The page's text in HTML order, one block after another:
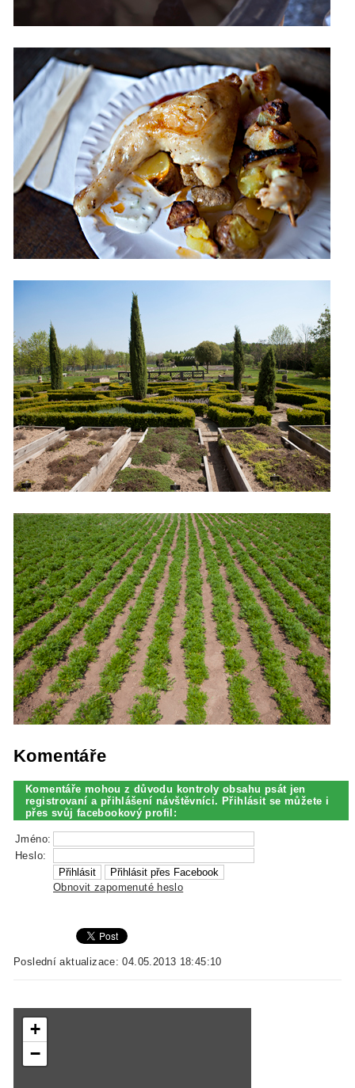
Komentáře
Komentáře mohou z důvodu kontroly obsahu psát jen
registrovaní a přihlášení návštěvníci. Přihlásit se můžete i
přes svůj facebookový profil:
Jméno:
Heslo:
Obnovit zapomenuté heslo
Poslední aktualizace: 04.05.2013 18:45:10
+
−